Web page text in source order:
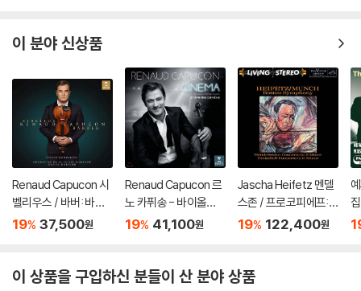
n: Romances For) [L
이 분야 신상품
Renaud Capucon 시
벨리우스 / 바버: 바이
올린 협주곡 (Sibelius
d]
19% 37,500원
Renaud Capucon 르
노 카퓌송 - 바이올린
으로 연주한 영화음악
19% 41,100원
Jascha Heifetz 멘델
스존 / 프로코피에프:
바이올린 협주곡 - 야
19% 122,400원
이 상품을 구입하신 분들이 산 분야 상품